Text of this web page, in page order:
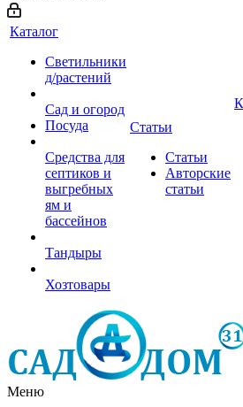
Каталог
Светильники
д/растений
Сад и огород
Посуда
Средства для
септиков и
выгребных
ям и
бассейнов
Тандыры
Хозтовары
Статьи
Статьи
Авторские
статьи
Меню